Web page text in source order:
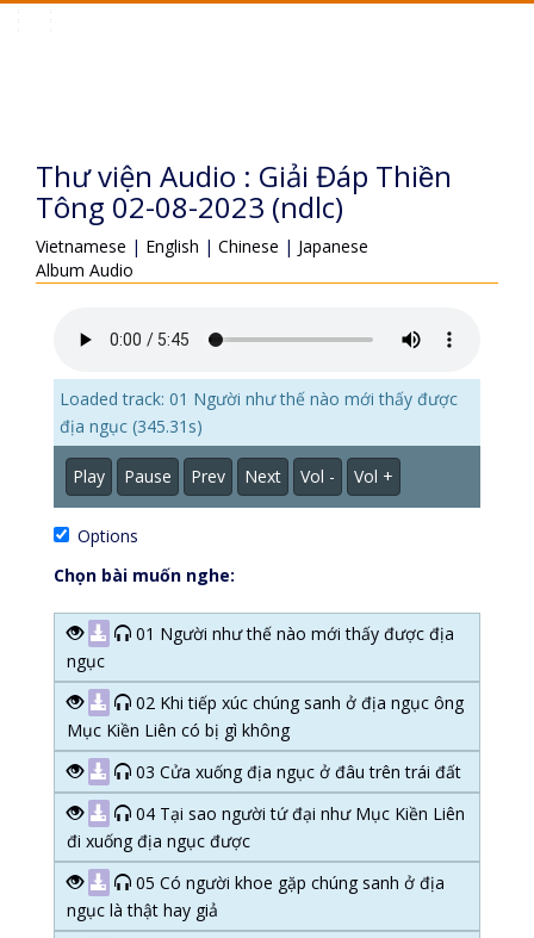
Thư viện Audio : Giải Đáp Thiền
Tông 02-08-2023 (ndlc)
Vietnamese | English | Chinese | Japanese
Album Audio
Loaded track: 01 Người như thế nào mới thấy được
địa ngục (345.31s)
Play Pause Prev Next Vol - Vol +
Options
Chọn bài muốn nghe:
01 Người như thế nào mới thấy được địa
ngục
02 Khi tiếp xúc chúng sanh ở địa ngục ông
Mục Kiền Liên có bị gì không
03 Cửa xuống địa ngục ở đâu trên trái đất
04 Tại sao người tứ đại như Mục Kiền Liên
đi xuống địa ngục được
05 Có người khoe gặp chúng sanh ở địa
ngục là thật hay giả